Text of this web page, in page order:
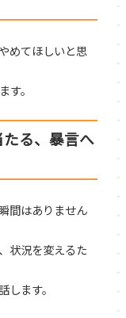
めてほしいと思
す。
る、暴言へ
間はありません
状況を変えるた
ます。